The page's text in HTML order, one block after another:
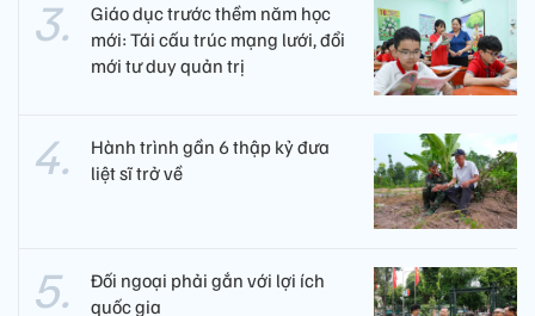
Giáo dục trước thềm năm học
mới: Tái cấu trúc mạng lưới, đổi
mới tư duy quản trị
Hành trình gần 6 thập kỷ đưa
liệt sĩ trở về
Đối ngoại phải gắn với lợi ích
quốc gia